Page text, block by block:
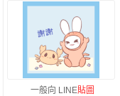
一般向 LINE貼圖